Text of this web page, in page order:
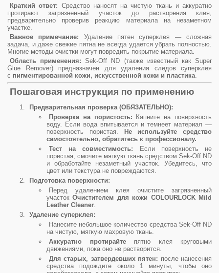
Краткий ответ: Средство наносят на чистую ткань и аккуратно
протирают загрязненный участок до растворения клея,
предварительно проверив реакцию материала на незаметном
участке.
Важное примечание: Удаление пятен суперклея — сложная
задача, и даже свежие пятна не всегда удается убрать полностью.
Многие методы очистки могут повредить покрытие материала.
Область применения: Sek-Off ND (также известный как Super
Glue Remover) предназначен для удаления следов суперклея
с пигментированной кожи, искусственной кожи и пластика
Пошаговая инструкция по применению
Предварительная проверка (ОБЯЗАТЕЛЬНО):
Проверка на пористость: Капните на поверхность
воду. Если вода впитывается и темнеет материал —
поверхность пористая.
Не используйте средство
самостоятельно, обратитесь к профессионалу.
Тест на совместимость: Если поверхность не
пористая, смочите мягкую ткань средством Sek-Off ND
и обработайте незаметный участок. Убедитесь, что
цвет или текстура не повреждаются.
Подготовка поверхности:
Перед удалением клея очистите загрязненный
участокОчистителем для кожи COLOURLOCK Mild
Leather Cleaner.
Удаление суперклея:
Нанесите небольшое количество средства Sek-Off ND
на чистую, мягкую махровую ткань.
Аккуратно протирайтепятно клея круговыми
движениями, пока оно не растворится.
Для старых, затвердевших пятен: после нанесения
средства подождите около 1 минуты, чтобы оно